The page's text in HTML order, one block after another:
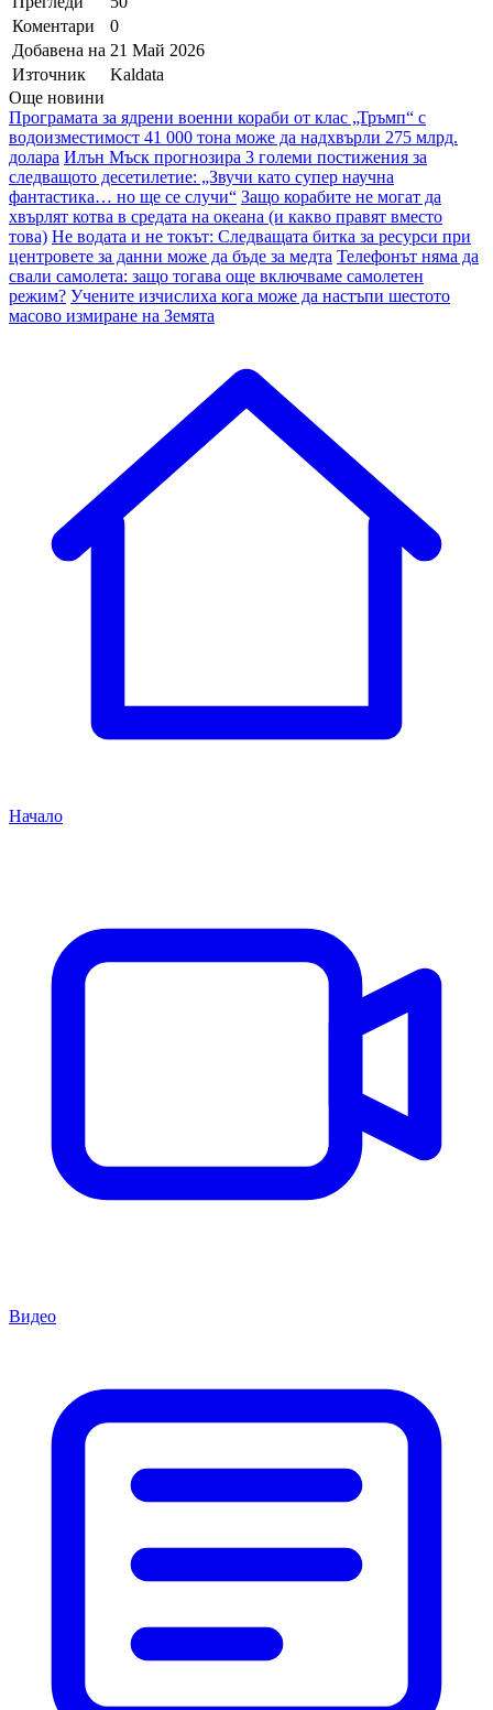
Коментари
0
Добавена на 21 Май 2026
Източник
Kaldata
Още новини
Програмата за ядрени военни кораби от клас „Тръмп“ с
водоизместимост 41 000 тона може да надхвърли 275 млрд.
долара Илън Мъск прогнозира 3 големи постижения за
следващото десетилетие: „Звучи като супер научна
фантастика… но ще се случи“ Защо корабите не могат да
хвърлят котва в средата на океана (и какво правят вместо
това) Не водата и не токът: Следващата битка за ресурси при
центровете за данни може да бъде за медта Телефонът няма да
свали самолета: защо тогава още включваме самолетен
режим? Учените изчислиха кога може да настъпи шестото
масово измиране на Земята
Начало
Видео